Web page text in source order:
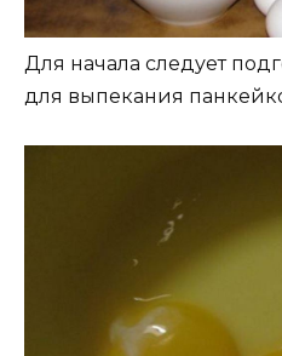
Для начала следует
для выпекания